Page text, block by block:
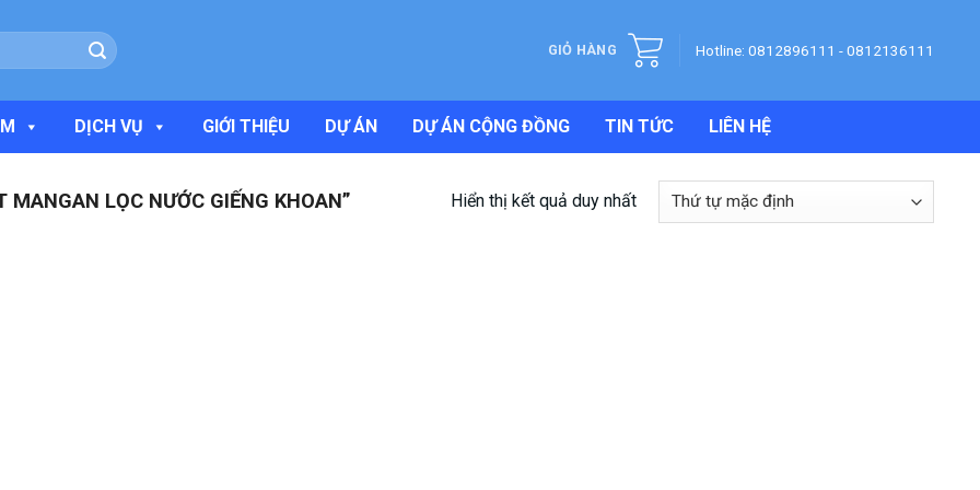
GIỎ HÀNG Hotline: 0812896111 - 0812136111
DỊCH VỤ GIỚI THIỆU DỰ ÁN DỰ ÁN CỘNG ĐỒNG TIN TỨC LIÊN HỆ
LỌC NƯỚC GIẾNG KHOAN” Hiển thị kết quả duy nhất